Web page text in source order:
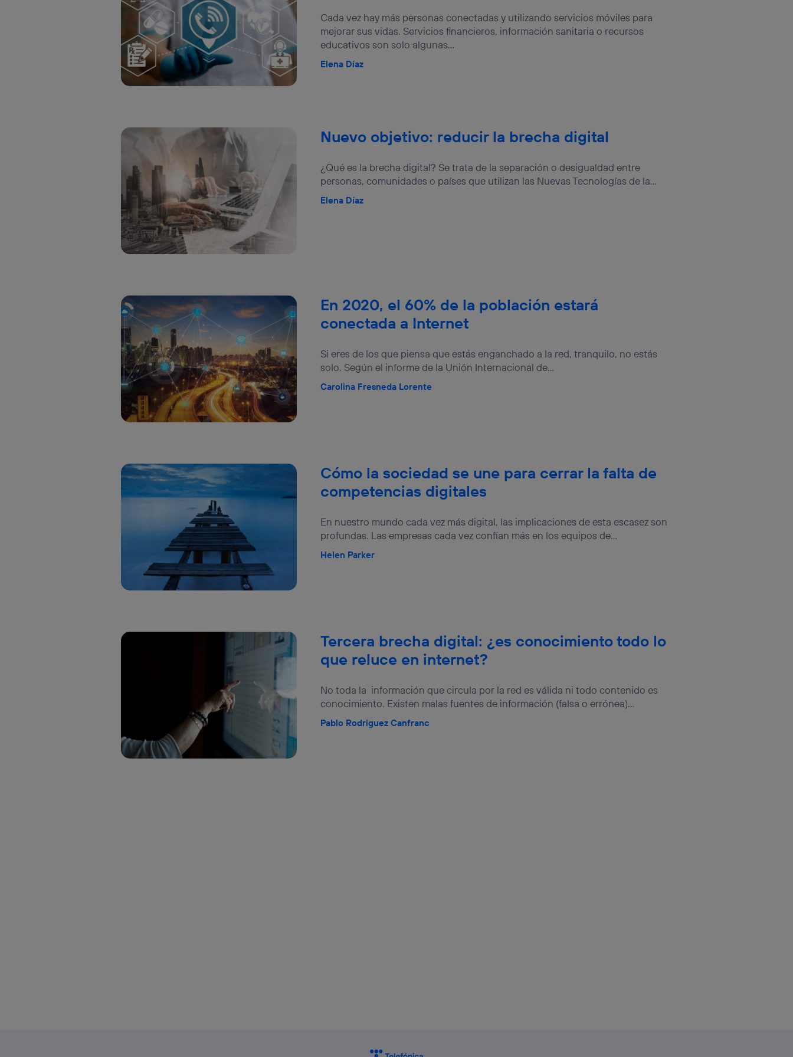
Cada vez hay más personas conectadas y utilizando servicios móviles para
mejorar sus vidas. Servicios financieros, información sanitaria o recursos
educativos son solo algunas...
Elena Díaz
Nuevo objetivo: reducir la brecha digital
¿Qué es la brecha digital? Se trata de la separación o desigualdad entre
personas, comunidades o países que utilizan las Nuevas Tecnologías de la...
Elena Díaz
En 2020, el 60% de la población estará
conectada a Internet
Si eres de los que piensa que estás enganchado a la red, tranquilo, no estás
solo. Según el informe de la Unión Internacional de...
Carolina Fresneda Lorente
Cómo la sociedad se une para cerrar la falta de
competencias digitales
En nuestro mundo cada vez más digital, las implicaciones de esta escasez son
profundas. Las empresas cada vez confían más en los equipos de...
Helen Parker
Tercera brecha digital: ¿es conocimiento todo lo
que reluce en internet?
No toda la información que circula por la red es válida ni todo contenido es
conocimiento. Existen malas fuentes de información (falsa o errónea)...
Pablo Rodriguez Canfranc
únicamente en la navegación del usuario del móvil.
Puedes gestionar los consentimientos Utiq seleccionando “Administrar Utiq” en la parte
inferior de esta página web o visitando el portal de privacidad de Utiq (“consenthub”).
Para más información, consulta la política de privacidad de Utiq